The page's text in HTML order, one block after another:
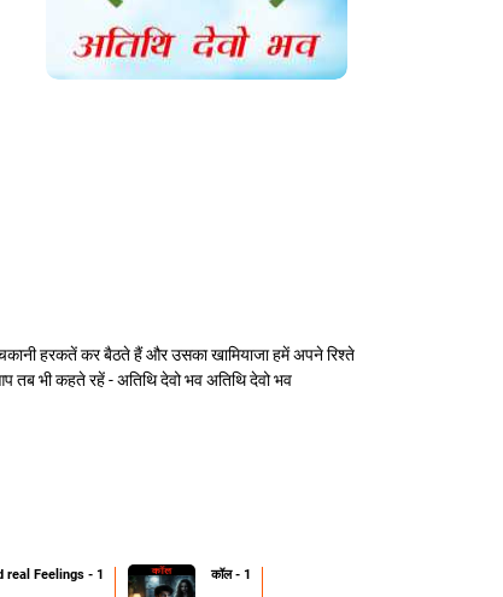
हरकतें कर बैठते हैं और उसका खामियाजा हमें अपने रिश्ते
तब भी कहते रहें - अतिथि देवो भव अतिथि देवो भव
real Feelings - 1 कॉल - 1